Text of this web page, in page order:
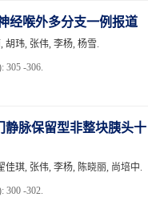
经喉外多分支一例报道
胡玮, 张伟, 李杨, 杨雪.
305 -306.
脉保留型非整块胰头十
佳琪, 张伟, 李杨, 陈晓丽, 尚培中.
300 -302.